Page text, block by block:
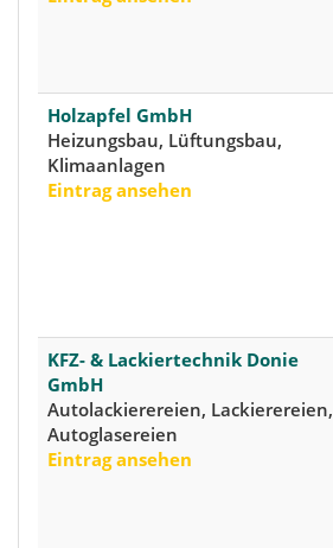
Holzapfel GmbH
Heizungsbau, Lüftungsbau,
Klimaanlagen
Eintrag ansehen
KFZ- & Lackiertechnik Donie
GmbH
Autolackierereien, Lackierereien,
Autoglasereien
Eintrag ansehen